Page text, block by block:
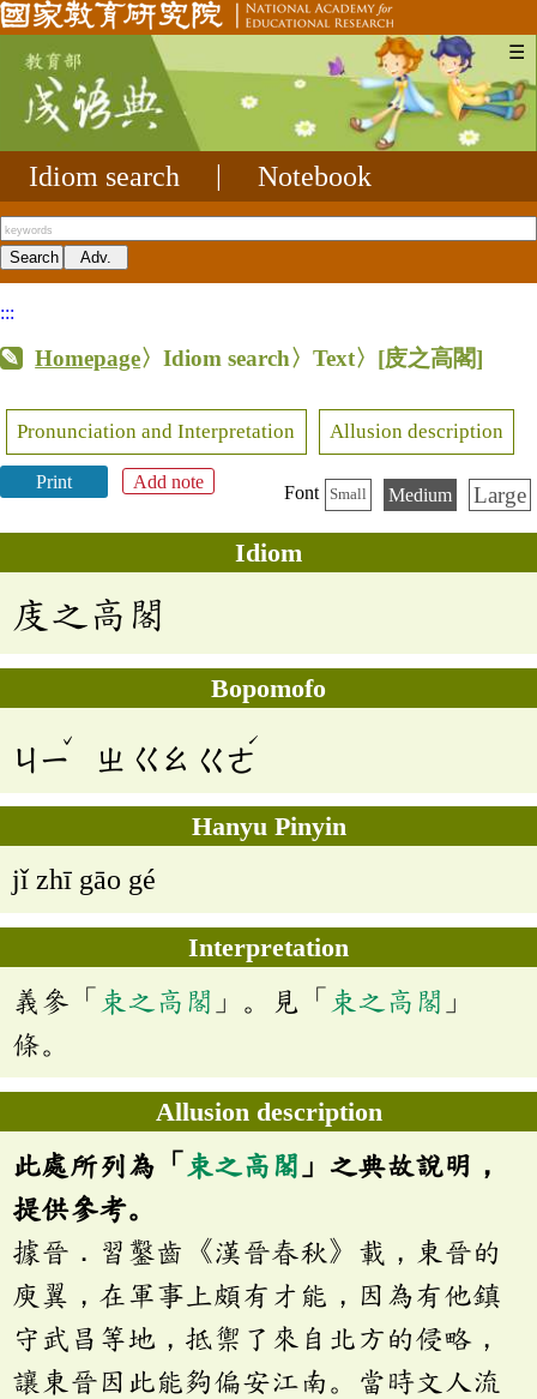
☰
Idiom search Notebook
:::
Homepage〉Idiom search〉Text〉 [庋之高閣]
Pronunciation and Interpretation Allusion description
Print Add note
Font Small Medium Large
Idiom
庋之高閣
Bopomofo
ㄐㄧ
ˇ
ㄓ ㄍㄠ ㄍㄜ
ˊ
Hanyu Pinyin
jǐ zhī gāo gé
Interpretation
義參「 束之高閣 」。見「 束之高閣 」
條。
Allusion description
此處所列為「 束之高閣 」之典故說明，
提供參考。
據晉．習鑿齒《漢晉春秋》載，東晉的
庾翼，在軍事上頗有才能，因為有他鎮
守武昌等地，抵禦了來自北方的侵略，
讓東晉因此能夠偏安江南。當時文人流